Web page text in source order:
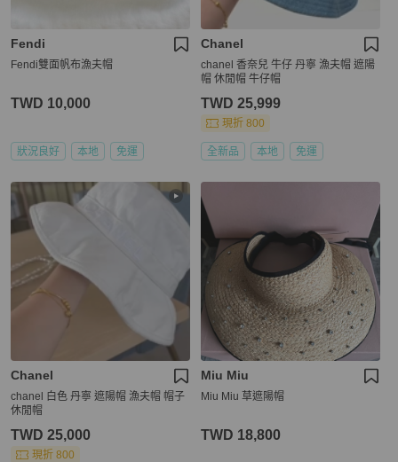
Fendi
Fendi雙面帆布漁夫帽
TWD 10,000
狀況良好 本地 免運
Chanel
chanel 香奈兒 牛仔 丹寧 漁夫帽 遮陽
帽 休閒帽 牛仔帽
TWD 25,999
現折 800
全新品 本地 免運
Chanel
chanel 白色 丹寧 遮陽帽 漁夫帽 帽子
休閒帽
TWD 25,000
現折 800
Miu Miu
Miu Miu 草遮陽帽
TWD 18,800